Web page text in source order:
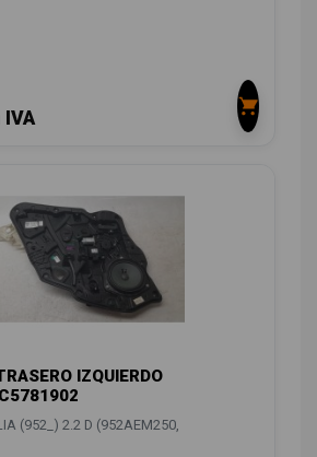
IVA
IZQUIERDO
(952_) 2.2 D (952AEM250,